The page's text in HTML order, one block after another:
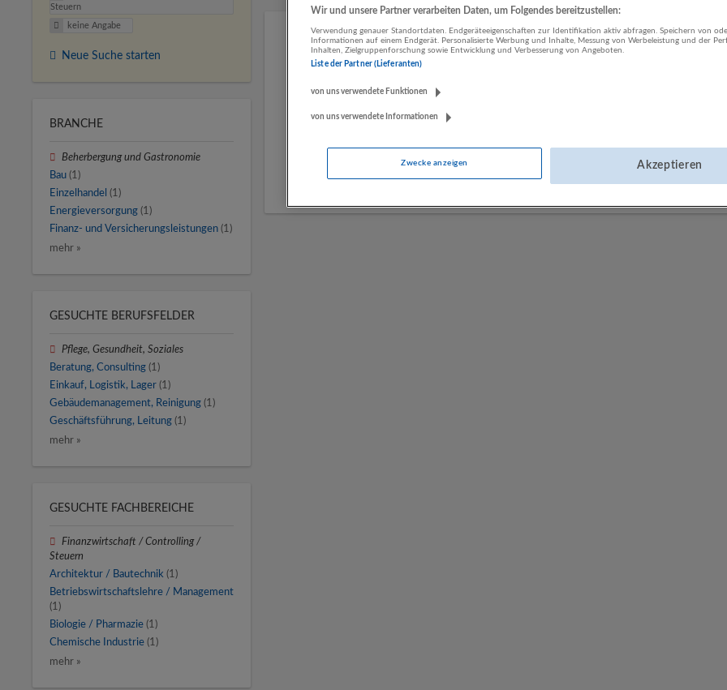
LUGSTEIN CONSULTING
Bergheim bei Salzburg
Energieversorgung | Finanz- und Versicherungsleistungen |
Gesundheitswesen | Herstellung von Waren | IT-Dienstleistungen |
Öffentliche Verwaltung | Rechtsberatung und Wirtschaftsprüfung |
Sonstige Dienstleistungen | Sozialwesen | Verkehr | Verlagswesen |
Werbung und Marktforschung
Steuern
keine Angabe
Neue Suche starten
BRANCHE
Beherbergung und Gastronomie
Bau (1)
Einzelhandel (1)
Energieversorgung (1)
Finanz- und Versicherungsleistungen (1)
mehr »
GESUCHTE BERUFSFELDER
Pflege, Gesundheit, Soziales
Beratung, Consulting (1)
Einkauf, Logistik, Lager (1)
Gebäudemanagement, Reinigung (1)
Geschäftsführung, Leitung (1)
mehr »
GESUCHTE FACHBEREICHE
Finanzwirtschaft / Controlling /
Steuern
Architektur / Bautechnik (1)
Betriebswirtschaftslehre / Management
(1)
Biologie / Pharmazie (1)
Chemische Industrie (1)
mehr »
Wir und unsere Partner verarbeiten Daten, um Folgendes bereitzustellen:
Verwendung genauer Standortdaten. Endgeräteeigenschaften zur Identifikation aktiv abfragen. Speichern von
Informationen auf einem Endgerät. Personalisierte Werbung und Inhalte, Messung von Werbeleistung und der
Inhalten, Zielgruppenforschung sowie Entwicklung und Verbesserung von Angeboten.
Liste der Partner (Lieferanten)
von uns verwendete Funktionen
von uns verwendete Informationen
Zwecke anzeigen Akzeptieren